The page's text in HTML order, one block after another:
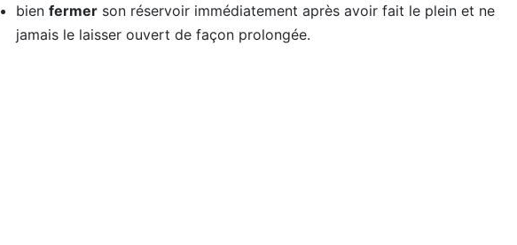
bienfermer son réservoir immédiatement après avoir fait le plein et ne
jamais le laisser ouvert de façon prolongée.